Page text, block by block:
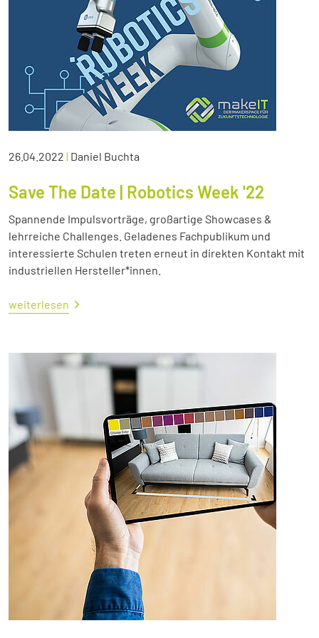
26.04.2022 | Daniel Buchta
Save The Date | Robotics Week '22
Spannende Impulsvorträge, großartige Showcases &
lehrreiche Challenges. Geladenes Fachpublikum und
interessierte Schulen treten erneut in direkten Kontakt mit
industriellen Hersteller*innen.
weiterlesen